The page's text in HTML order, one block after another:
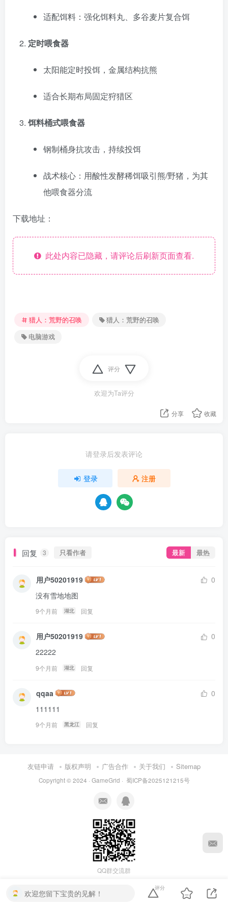
适配饵料：强化饵料丸、多谷麦片复合饵
定时喂食器
太阳能定时投饵，金属结构抗熊
适合长期布局固定狩猎区
饵料桶式喂食器
钢制桶身抗攻击，持续投饵
战术核心：用酸性发酵稀饵吸引熊/野猪，为其
他喂食器分流
下载地址：
此处内容已隐藏，请评论后刷新页面查看.
猎人：荒野的召唤
猎人：荒野的召唤
电脑游戏
评分
欢迎为Ta评分
分享 收藏
请登录后发表评论
登录 注册
回复 3 只看作者 最新 最热
用户50201919
0
没有雪地地图
9个月前 湖北 回复
用户50201919
0
22222
9个月前 湖北 回复
qqaa
0
111111
9个月前 黑龙江 回复
友链申请 版权声明 广告合作 关于我们 Sitemap
Copyright © 2024 · GameGrid · 蜀ICP备2025121215号
QQ群交流群
欢迎您留下宝贵的见解！
评分